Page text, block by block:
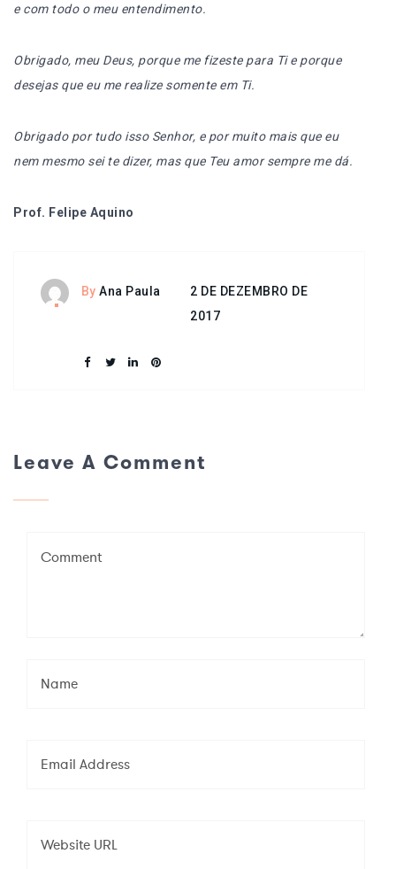
e com todo o meu entendimento.
Obrigado, meu Deus, porque me fizeste para Ti e porque
desejas que eu me realize somente em Ti.
Obrigado por tudo isso Senhor, e por muito mais que eu
nem mesmo sei te dizer, mas que Teu amor sempre me dá.
Prof. Felipe Aquino
By Ana Paula
2 DE DEZEMBRO DE
2017
Leave A Comment